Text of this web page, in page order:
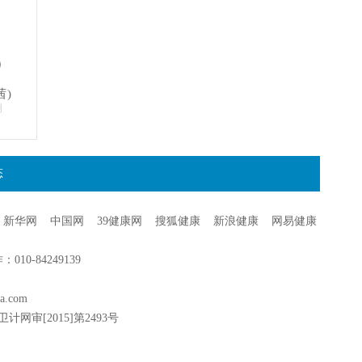
)
新华网 中国网 39健康网 搜狐健康 新浪健康
网易健康
010-84249139
计网审[2015]第2493号